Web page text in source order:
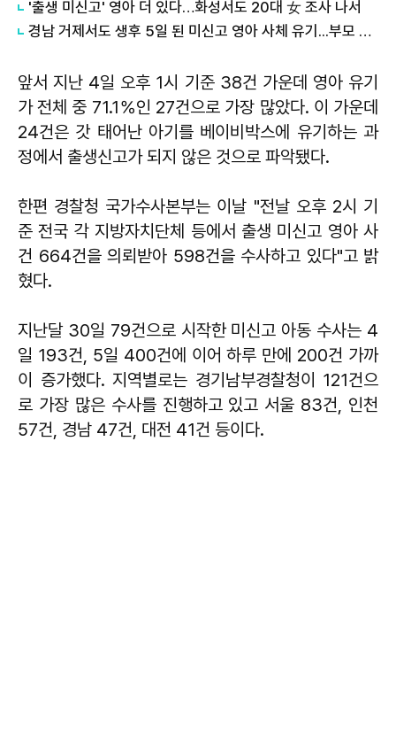
'출생 미신고' 영아 더 있다…화성서도 20대 女 조사 나서
경남 거제서도 생후 5일 된 미신고 영아 사체 유기...부모 긴급체포
앞서 지난 4일 오후 1시 기준 38건 가운데 영아 유기
가 전체 중 71.1％인 27건으로 가장 많았다. 이 가운데
24건은 갓 태어난 아기를 베이비박스에 유기하는 과
정에서 출생신고가 되지 않은 것으로 파악됐다.
한편 경찰청 국가수사본부는 이날 "전날 오후 2시 기
준 전국 각 지방자치단체 등에서 출생 미신고 영아 사
건 664건을 의뢰받아 598건을 수사하고 있다"고 밝
혔다.
지난달 30일 79건으로 시작한 미신고 아동 수사는 4
일 193건, 5일 400건에 이어 하루 만에 200건 가까
이 증가했다. 지역별로는 경기남부경찰청이 121건으
로 가장 많은 수사를 진행하고 있고 서울 83건, 인천
57건, 경남 47건, 대전 41건 등이다.